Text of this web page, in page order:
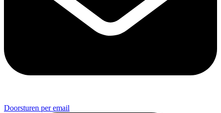
Doorsturen per email